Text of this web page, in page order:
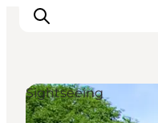
Sightseeing